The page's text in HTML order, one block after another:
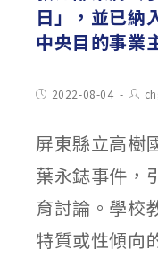
日」，並已納
中央目的事業
Post2022-08-04
Post
屏東縣立高樹
葉永鋕事件，
育討論。學校
特質或性傾向